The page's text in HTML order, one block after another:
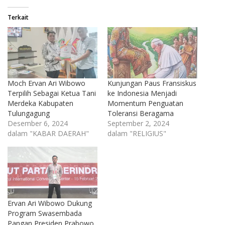
Terkait
Moch Ervan Ari Wibowo
Terpilih Sebagai Ketua Tani
Merdeka Kabupaten
Tulungagung
Desember 6, 2024
dalam "KABAR DAERAH"
Kunjungan Paus Fransiskus
ke Indonesia Menjadi
Momentum Penguatan
Toleransi Beragama
September 2, 2024
dalam "RELIGIUS"
Ervan Ari Wibowo Dukung
Program Swasembada
Pangan Presiden Prabowo